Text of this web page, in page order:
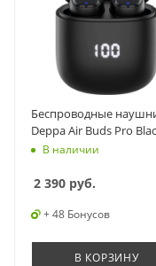
Беспроводные
Deppa Air Buds Pro
В наличии
2 390 руб.
+ 48 Бонусов
В КОРЗИНУ